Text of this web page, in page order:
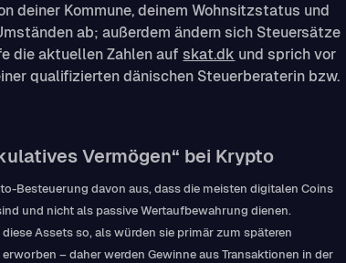
deiner Kommune, deinem Wohnsitzstatus und
ab; außerdem ändern sich Steuersätze
die aktuellen Zahlen aufskat.dk und sprich vor
qualifizierten dänischen Steuerberaterin bzw.
Vermögen“ bei Krypto
Besteuerung davon aus, dass die meisten digitalen Coins
und nicht als passive Wertaufbewahrung dienen.
Assets so, als würden sie primär zum späteren
– daher werden Gewinne aus Transaktionen in der